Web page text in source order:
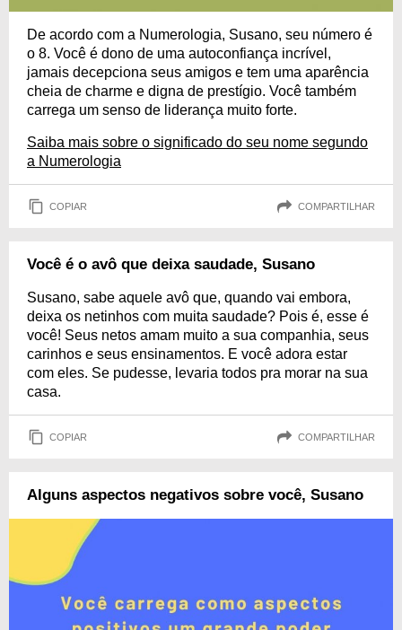
De acordo com a Numerologia, Susano, seu número é
o 8. Você é dono de uma autoconfiança incrível,
jamais decepciona seus amigos e tem uma aparência
cheia de charme e digna de prestígio. Você também
carrega um senso de liderança muito forte.
Saiba mais sobre o significado do seu nome segundo
a Numerologia
COPIAR COMPARTILHAR
Você é o avô que deixa saudade, Susano
Susano, sabe aquele avô que, quando vai embora,
deixa os netinhos com muita saudade? Pois é, esse é
você! Seus netos amam muito a sua companhia, seus
carinhos e seus ensinamentos. E você adora estar
com eles. Se pudesse, levaria todos pra morar na sua
casa.
COPIAR COMPARTILHAR
Alguns aspectos negativos sobre você, Susano